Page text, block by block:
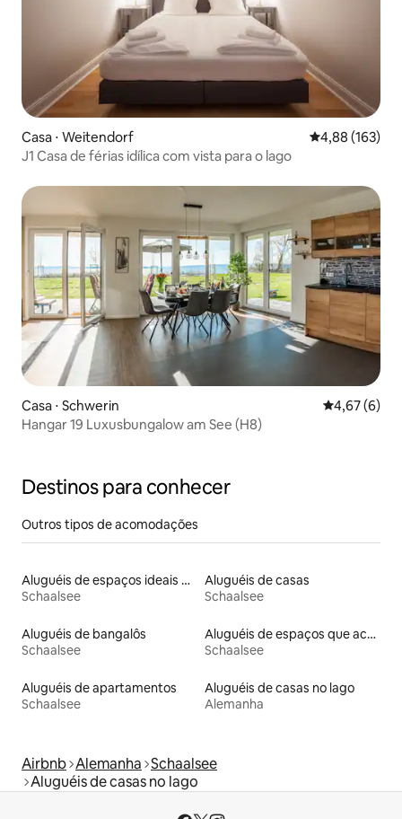
Casa ⋅ Weitendorf 4,88 de uma
4,88 (163)
J1 Casa de férias idílica com vista para o lago
Casa ⋅ Schwerin 4,67 de uma
4,67 (6)
Hangar 19 Luxusbungalow am See (H8)
Destinos para conhecer
Outros tipos de acomodações
Aluguéis de espaços ideais para famílias
Schaalsee
Aluguéis de casas
Schaalsee
Aluguéis de bangalôs
Schaalsee
Aluguéis de espaços que aceitam animais de estimação
Schaalsee
Aluguéis de apartamentos
Schaalsee
Aluguéis de casas no lago
Alemanha
Airbnb Alemanha Schaalsee
Aluguéis de casas no lago